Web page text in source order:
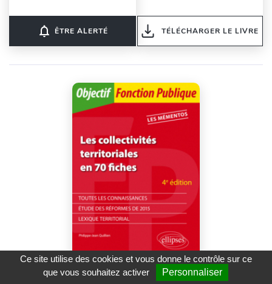
notifications_none ÊTRE ALERTÉ TÉLÉCHARGER LE LIVRE
Ce site utilise des cookies et vous donne le contrôle sur ce
que vous souhaitez activer
Personnaliser